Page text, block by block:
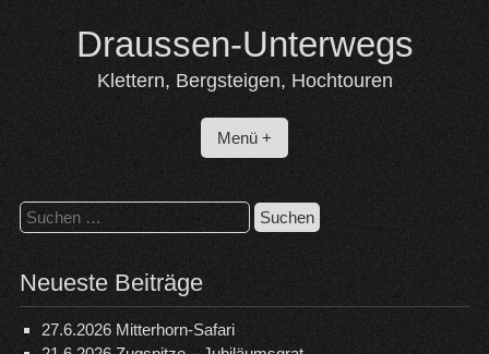
content
Draussen-Unterwegs
Klettern, Bergsteigen, Hochtouren
Menü +
Suchen
nach:
Neueste Beiträge
27.6.2026 Mitterhorn-Safari